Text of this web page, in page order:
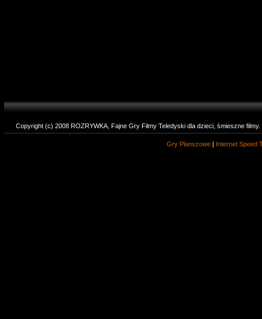
Copyright (c) 2008 ROZRYWKA, Fajne Gry Filmy Teledyski dla dzieci, śmieszne
Gry Planszowe | Internet Speed